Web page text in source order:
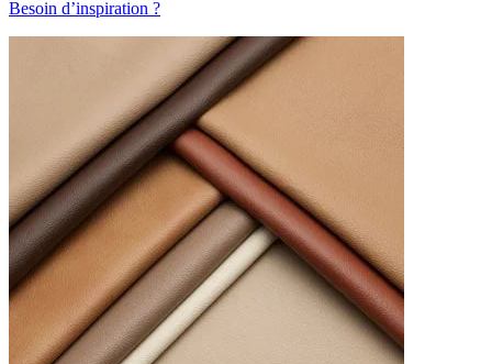
Besoin d’inspiration ?